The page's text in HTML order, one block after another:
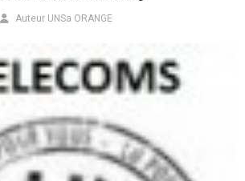
Auteur UNSa ORANGE